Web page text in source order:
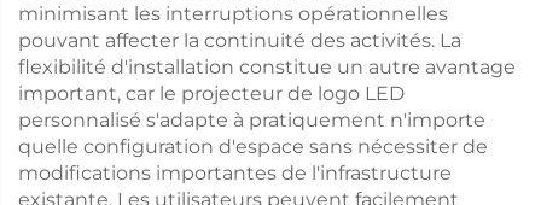
minimisant les interruptions opérationnelles
pouvant affecter la continuité des activités. La
flexibilité d'installation constitue un autre avantage
important, car le projecteur de logo LED
personnalisé s'adapte à pratiquement n'importe
quelle configuration d'espace sans nécessiter de
modifications importantes de l'infrastructure
existante. Les utilisateurs peuvent facilement